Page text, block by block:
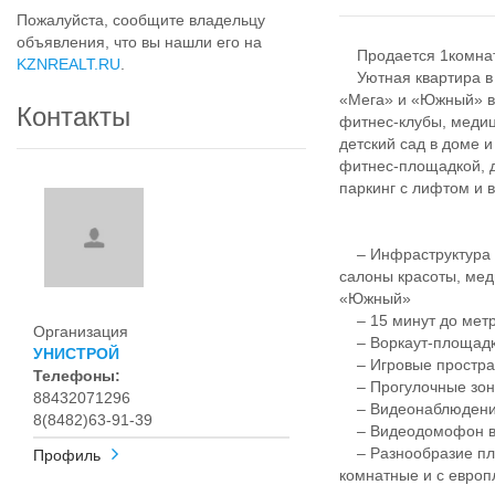
Пожалуйста, сообщите владельцу
объявления, что вы нашли его на
KZNREALT.RU
Контакты
Организация
УНИСТРОЙ
Телефоны:
88432071296
8(8482)63-91-39
Профиль
Продается
Уютная квартира
«Мега» и «Южный» в
фитнес-клубы,
детский сад в доме
фитнес-площадкой,
паркинг с лифтом и
– Инфраструктура
салоны красоты,
«Южный»
– 15 минут до
– Воркаут-
– Игровые
– Прогулочные
–
– Видеодомофон в
– Разнообразие
комнатные и с